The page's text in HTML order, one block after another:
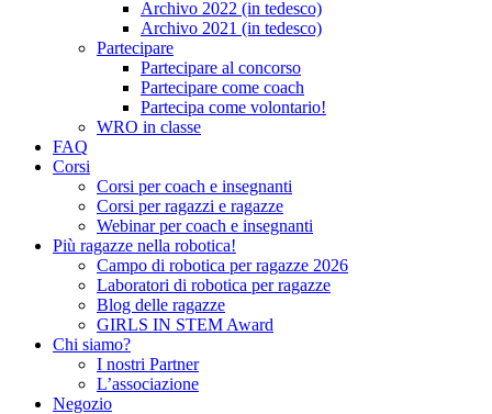
Archivo 2022 (in tedesco)
Archivo 2021 (in tedesco)
Partecipare
Partecipare al concorso
Partecipare come coach
Partecipa come volontario!
WRO in classe
FAQ
Corsi
Corsi per coach e insegnanti
Corsi per ragazzi e ragazze
Webinar per coach e insegnanti
Più ragazze nella robotica!
Campo di robotica per ragazze 2026
Laboratori di robotica per ragazze
Blog delle ragazze
GIRLS IN STEM Award
Chi siamo?
I nostri Partner
L’associazione
Negozio